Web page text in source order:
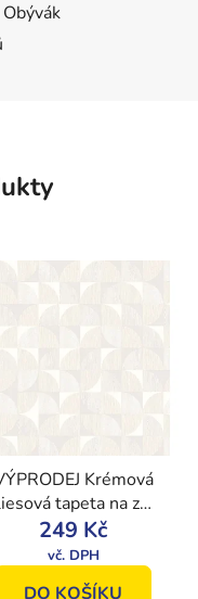
Krémová
tapeta na zeď
s geometrickým
vzorem, 8511-1,
249 Kč
DO KOŠÍKU